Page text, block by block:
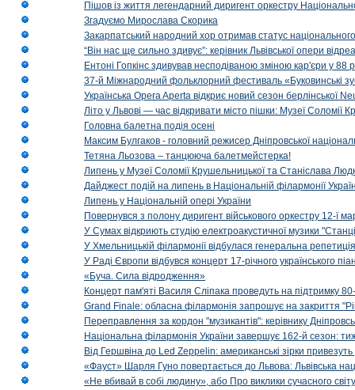
Пішов із життя легендарний диригент оркестру
Згадуємо Мирослава Скорика
Закарпатський народний хор отримав статус національного
“Він нас ще сильно здивує”: керівник Львівської опери
Ентоні Гопкінс здивував несподіваною зміною кар'єри у 88
37-й Міжнародний фольклорний фестиваль «Буковинські
Українська Opera Aperta відкриє новий сезон берлінської
Літо у Львові — час відкривати місто пішки: Музеї Соломії
Головна балетна подія осені
Максим Булгаков - головний режисер Дніпровської
Тетяна Льозова – танцююча балетмейстерка!
Липень у Музеї Соломії Крушельницької та Станіслава
Дайджест подій на липень в Національній філармонії
Липень у Національній опері України
Повернувся з полону диригент військового оркестру 12-ї
У Сумах відкриють студію електроакустичної музики
У Хмельницькій філармонії відбулася генеральна
У Раді Європи відбувся концерт 17-річного українського
«Буча. Сила відродження»
Концерт пам'яті Василя Сліпака проведуть на підтримку
Grand Finale: обласна філармонія запрошує на закриття
Переправлення за кордон "музикантів": керівнику
Національна філармонія України завершує 162-й сезон:
Від Гершвіна до Led Zeppelin: американські зірки
«Фауст» Шарля Гуно повертається до Львова: Львівська
«Не вбивай в собі людину», або Про виклики сучасного світу